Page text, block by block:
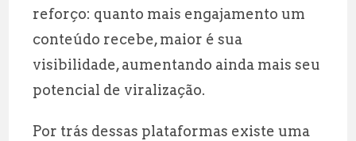
reforço: quanto mais engajamento um
conteúdo recebe, maior é sua
visibilidade, aumentando ainda mais seu
potencial de viralização.
Por trás dessas plataformas existe uma